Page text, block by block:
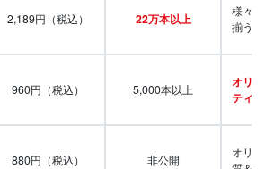
2,189円（税込） 22万本以上
様々
揃う
960円（税込） 5,000本以上
オリ
ティ
880円（税込） 非公開
オリ